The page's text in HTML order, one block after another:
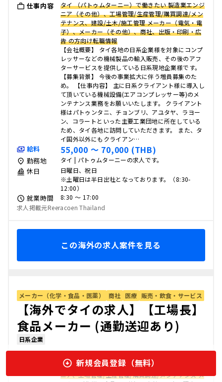
仕事内容
タイ （パトゥムターニー）で働きたい 製造業エンジ
ニア（その他）、工場管理/生産管理/購買調達/メン
テナンス、建設/土木/施工管理 メーカー（電気・電
子）、メーカー（その他）、商社、出版・印刷・広
告 の方向け転職情報
【会社概要】 タイ各地の日系企業様を対象にコンプ
レッサーなどの機械製品の輸入販売、その後のアフ
ターサービスを提供している日系現地企業様です。
【募集背景】 今後の事業拡大に伴う増員募集のた
め。 【仕事内容】 主に日系クライアント様に導入し
て頂いている機械設備(エアコンプレッサー等)のメ
ンテナンス業務をお願いいたします。 クライアント
様はパトゥンタニ、チョンブリ、アユタヤ、ラヨー
ン、コラートといった主要工業団地に所在している
ため、タイ各地に訪問していただきます。 また、タ
イ国外以外にもクライアン…
給料 55,000 〜 70,000 (THB)
勤務地 タイ | パトゥムターニーの求人です。
休日
日曜日、祝日
※土曜日は半日出社となっております。（8:30-
12:00）
就業時間
8:30 〜 17:00
求人掲載元Reeracoen Thailand
この海外の求人案件を見る
メーカー（化学・食品・医薬） 商社 医療 販売・飲食・サービス
【海外でタイの求人】【工場長】
食品メーカー (通勤送迎あり)
日系企業
タイ （チョンブリー）で働く 生産/製造/品質エンジ
ニア、工場管理/生産管理/購買調達/メンテナンス メ
新規会員登録（無料）